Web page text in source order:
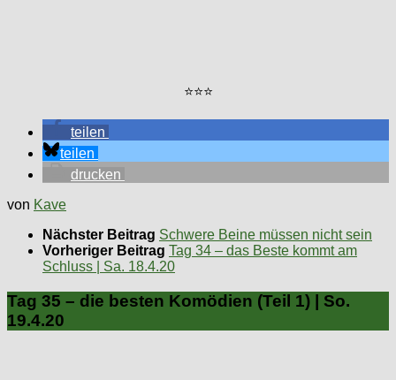
⭐⭐⭐
teilen
teilen
drucken
von Kave
Nächster Beitrag Schwere Beine müssen nicht sein
Vorheriger Beitrag Tag 34 – das Beste kommt am
Schluss | Sa. 18.4.20
Tag 35 – die besten Komödien (Teil 1) | So.
19.4.20